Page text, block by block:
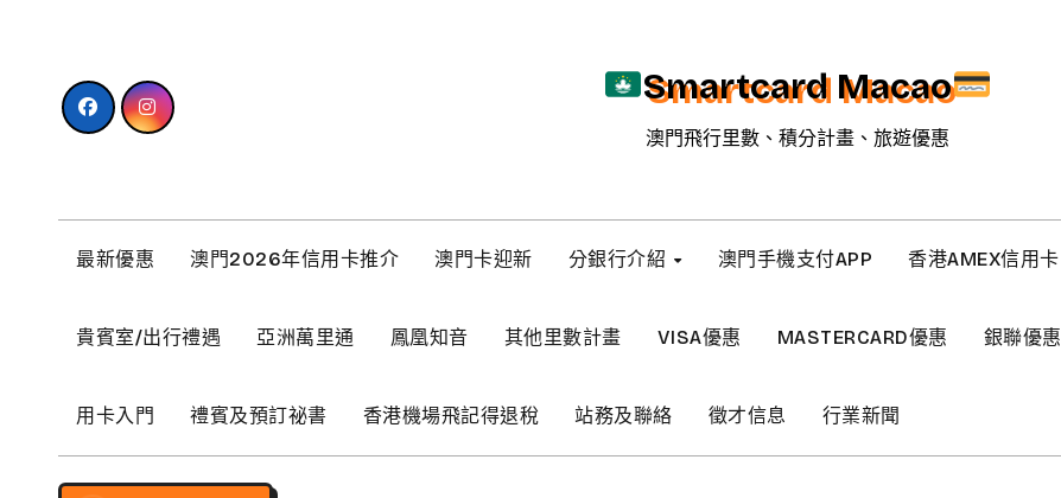
Smartcard Macao
澳門飛行里數、積分計畫、旅遊優惠
最新優惠 澳門2026年信用卡推介 澳門卡迎新 分銀行介紹 澳門手機支付APP 香港AMEX信用卡
貴賓室/出行禮遇 亞洲萬里通 鳳凰知音 其他里數計畫 VISA優惠 MASTERCARD優惠 銀聯優惠
用卡入門 禮賓及預訂祕書 香港機場飛記得退稅 站務及聯絡 徵才信息 行業新聞